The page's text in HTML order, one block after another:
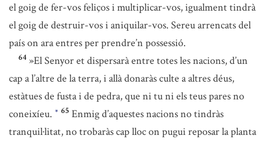
el goig de fer-vos feliços i multiplicar-vos, igualment tindrà
el goig de destruir-vos i aniquilar-vos. Sereu arrencats del
país on ara entres per prendre’n possessió.
64 »El Senyor et dispersarà entre totes les nacions, d’un
cap a l’altre de la terra, i allà donaràs culte a altres déus,
estàtues de fusta i de pedra, que ni tu ni els teus pares no
coneixíeu. * 65 Enmig d’aquestes nacions no tindràs
tranquil·litat, no trobaràs cap lloc on pugui reposar la planta